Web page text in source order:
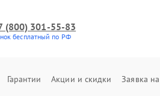
(800) 301-55-83
бесплатный по РФ
Гарантии Акции и скидки Заявка